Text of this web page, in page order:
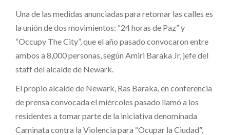
Una de las medidas anunciadas para retomar las calles es
la unión de dos movimientos: “24 horas de Paz” y
“Occupy The City”, que el año pasado convocaron entre
ambos a 8,000 personas, según Amiri Baraka Jr, jefe del
staff del alcalde de Newark.
El propio alcalde de Newark, Ras Baraka, en conferencia
de prensa convocada el miércoles pasado llamó a los
residentes a tomar parte de la iniciativa denominada
Caminata contra la Violencia para “Ocupar la Ciudad”,